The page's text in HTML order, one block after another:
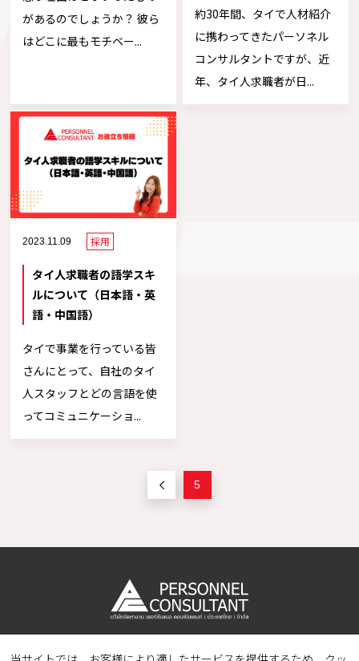
があるのでしょうか？ 彼ら
はどこに最もモチベー...
約30年間、タイで人材紹介
に携わってきたパーソネル
コンサルタントですが、近
年、タイ人求職者が日...
2023.11.09 採用
タイ人求職者の語学スキ
ルについて（日本語・英
語・中国語）
タイで事業を行っている皆
さんにとって、自社のタイ
人スタッフとどの言語を使
ってコミュニケーショ...
5